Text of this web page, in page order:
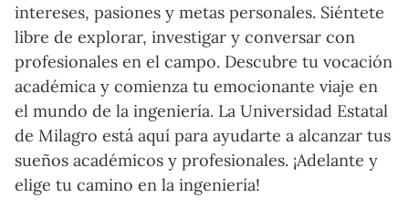
intereses, pasiones y metas personales. Siéntete
libre de explorar, investigar y conversar con
profesionales en el campo. Descubre tu vocación
académica y comienza tu emocionante viaje en
el mundo de la ingeniería. La Universidad Estatal
de Milagro está aquí para ayudarte a alcanzar tus
sueños académicos y profesionales. ¡Adelante y
elige tu camino en la ingeniería!